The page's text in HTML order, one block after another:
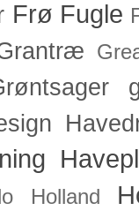
Frø Fugle
Holland